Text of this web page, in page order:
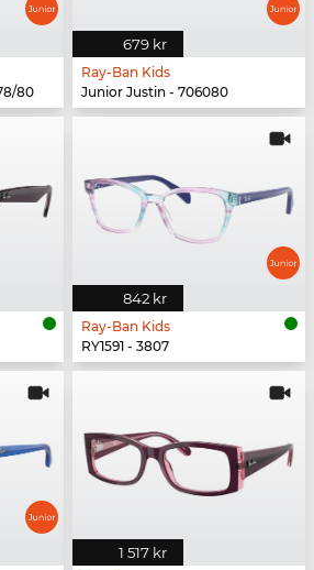
80
679 kr
Ray-Ban Kids
Junior Justin - 706080
842 kr
Ray-Ban Kids
RY1591 - 3807
1 517 kr